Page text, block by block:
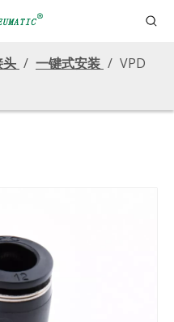
头 / 一键式安装 / VPD